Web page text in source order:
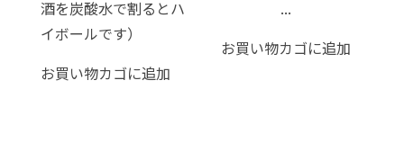
酒を炭酸水で割るとハ
イボールです）
お買い物カゴに追加
...
お買い物カゴに追加